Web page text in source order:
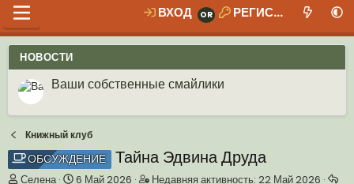
ВХОД РЕГИСТРАЦИЯ
НОВОСТИ
Иконки пользователя
Ваши собственные смайлики
Аналитика от Ассистента
Новая система рейтинга (оценок) на форуме
Книжный клуб
ОБСУЖДЕНИЕ Тайна Эдвина Друда
А
Селена
Д
6 Май 2026
Н
Недавняя активность: 22 Май 2026